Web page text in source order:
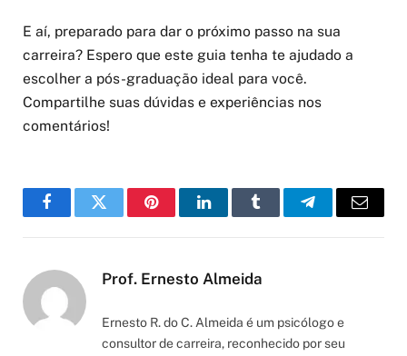
E aí, preparado para dar o próximo passo na sua
carreira? Espero que este guia tenha te ajudado a
escolher a pós-graduação ideal para você.
Compartilhe suas dúvidas e experiências nos
comentários!
FacebookTwitter PinterestLinkedInTumblr TelegramEmail
Prof. Ernesto Almeida
Ernesto R. do C. Almeida é um psicólogo e
consultor de carreira, reconhecido por seu